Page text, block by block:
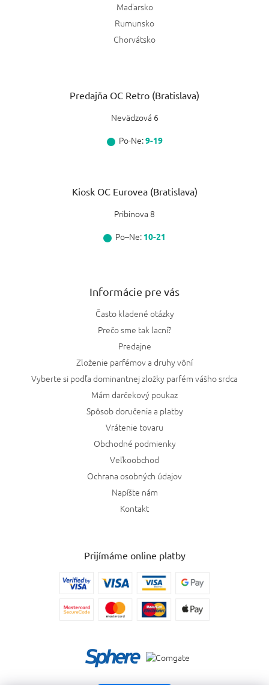
Maďarsko
Rumunsko
Chorvátsko
Predajňa OC Retro (Bratislava)
Nevädzová 6
Po-Ne:9-19
Kiosk OC Eurovea (Bratislava)
Pribinova 8
Po–Ne: 10-21
Informácie pre vás
Často kladené otázky
Prečo sme tak lacní?
Predajne
Zloženie parfémov a druhy vôní
Vyberte si podľa dominantnej zložky parfém vášho srdca
Mám darčekový poukaz
Spôsob doručenia a platby
Vrátenie tovaru
Obchodné podmienky
Veľkoobchod
Ochrana osobných údajov
Napíšte nám
Kontakt
Prijímáme online platby